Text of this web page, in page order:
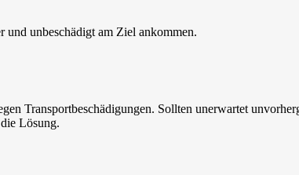
und unbeschädigt am Ziel ankommen.
Transportbeschädigungen. Sollten unerwartet
Lösung.